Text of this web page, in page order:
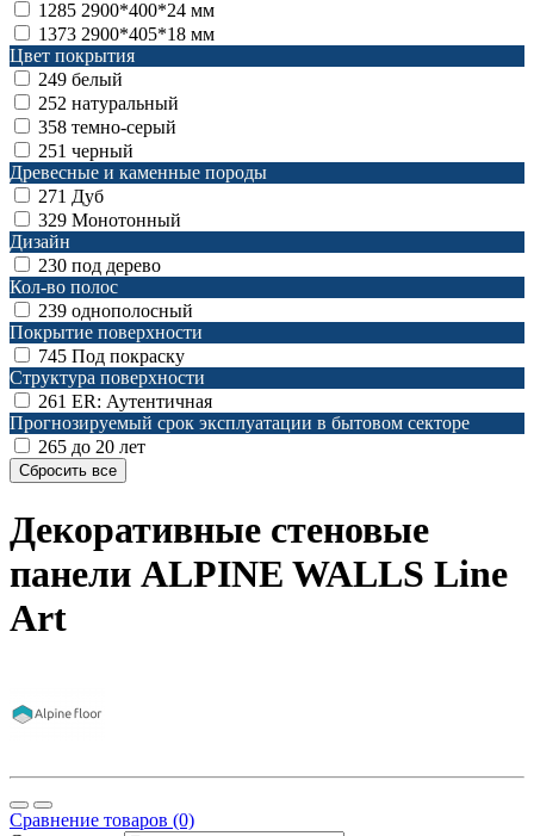
1285 2900*400*24 мм
1373 2900*405*18 мм
Цвет покрытия
249 белый
252 натуральный
358 темно-серый
251 черный
Древесные и каменные породы
271 Дуб
329 Монотонный
Дизайн
230 под дерево
Кол-во полос
239 однополосный
Покрытие поверхности
745 Под покраску
Структура поверхности
261 ER: Аутентичная
Прогнозируемый срок эксплуатации в бытовом секторе
265 до 20 лет
Декоративные стеновые
панели ALPINE WALLS Line
Art
Сравнение товаров (0)